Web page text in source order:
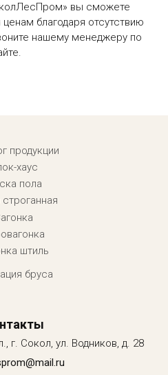
вы сможете
ценам благодаря отсутствию
нашему менеджеру по
продукции
хаус
пола
штиль
бруса
г. Сокол, ул. Водников, д. 28